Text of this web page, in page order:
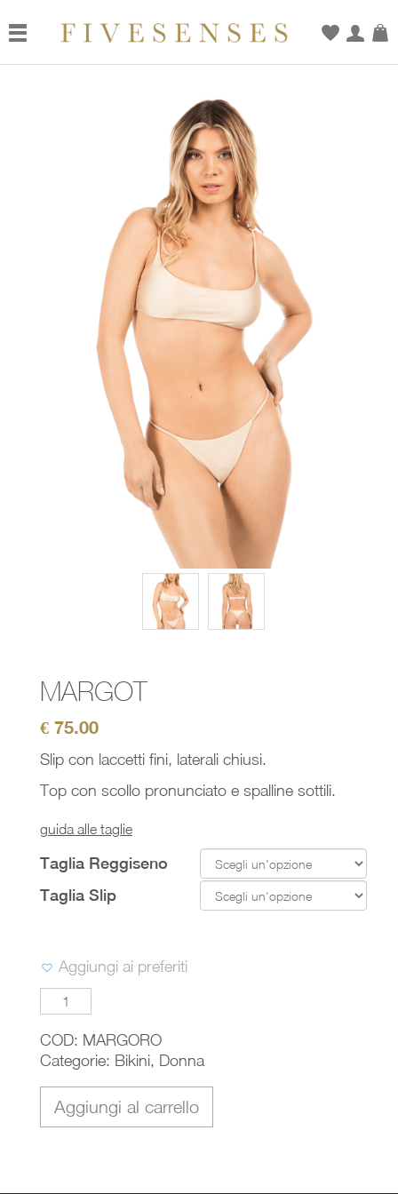
MARGOT
€ 75.00
Slip con laccetti fini, laterali chiusi.
Top con scollo pronunciato e spalline sottili.
guida alle taglie
Taglia Reggiseno
Taglia Slip
Aggiungi ai preferiti
MARGOT
quantità
COD: MARGORO
Categorie: Bikini, Donna
Aggiungi al carrello